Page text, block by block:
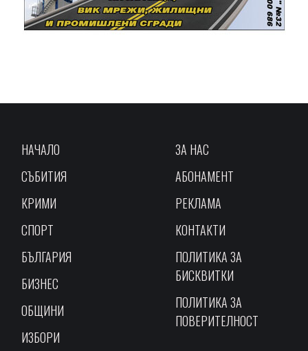
НАЧАЛО
СЪБИТИЯ
КРИМИ
СПОРТ
БЪЛГАРИЯ
БИЗНЕС
ОБЩИНИ
ИЗБОРИ
ЗА НАС
АБОНАМЕНТ
РЕКЛАМА
КОНТАКТИ
ПОЛИТИКА ЗА
БИСКВИТКИ
ПОЛИТИКА ЗА
ПОВЕРИТЕЛНОСТ